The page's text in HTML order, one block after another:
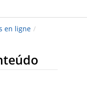
en ligne /